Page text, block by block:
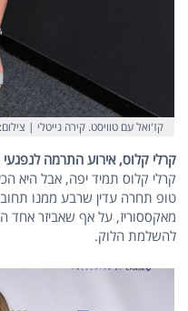
קז'ואל עם טוויסט. קירה נייטלי |
קרלי קלוס, אירוע התרמה לנפגעי
קרלי קלוס תמיד יפה, אבל היא
טופ תחרה עדין שרבע ממנו תחוב
מאקססוריז, על אף שאביזר אחד
להשלמת הלוק.